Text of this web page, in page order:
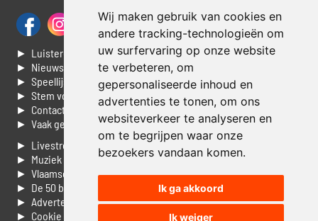
Wij maken gebruik van cookies en
andere tracking-technologieën om
uw surfervaring op onze website
te verbeteren, om
gepersonaliseerde inhoud en
advertenties te tonen, om ons
websiteverkeer te analyseren en
om te begrijpen waar onze
bezoekers vandaan komen.
Ik ga akkoord
Ik weiger
► Luisteren naar Jouwradio
► Nieuws
► Speellijst
► Stem voor de Dag top 3
► Contacteer ons
► Vaak gestelde vragen
► Livestream informatie
► Muziek opzoeken
► Vlaamse 100 Aller tijden
► De 50 beste van...
► Adverteren op Jouwradio
► Cookie voorkeuren wijzigen